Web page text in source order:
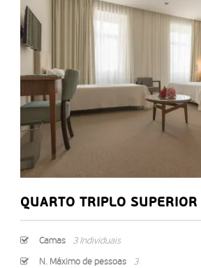
QUARTO TRIPLO SUPERIOR
Camas 3 Individuais
N. Máximo de pessoas 3